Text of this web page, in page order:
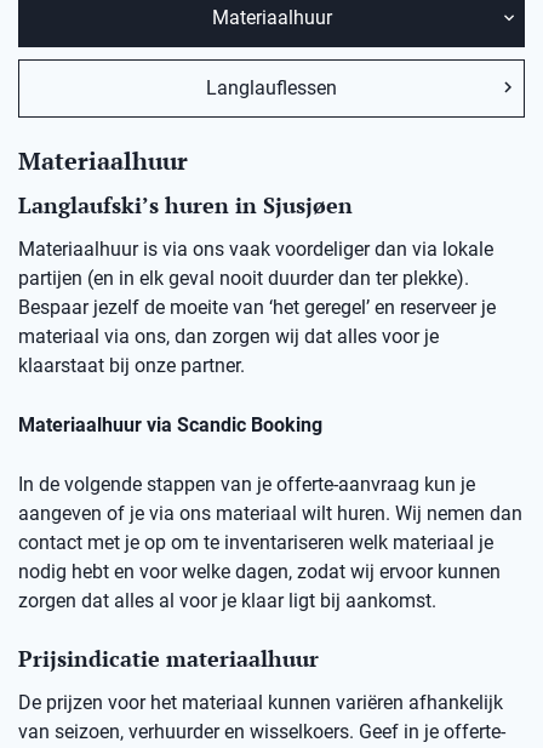
Materiaalhuur
Langlauflessen
Materiaalhuur
Langlaufski’s huren in Sjusjøen
Materiaalhuur is via ons vaak voordeliger dan via lokale
partijen (en in elk geval nooit duurder dan ter plekke).
Bespaar jezelf de moeite van ‘het geregel’ en reserveer je
materiaal via ons, dan zorgen wij dat alles voor je
klaarstaat bij onze partner.
Materiaalhuur via Scandic Booking
In de volgende stappen van je offerte-aanvraag kun je
aangeven of je via ons materiaal wilt huren. Wij nemen dan
contact met je op om te inventariseren welk materiaal je
nodig hebt en voor welke dagen, zodat wij ervoor kunnen
zorgen dat alles al voor je klaar ligt bij aankomst.
Prijsindicatie materiaalhuur
De prijzen voor het materiaal kunnen variëren afhankelijk
van seizoen, verhuurder en wisselkoers. Geef in je offerte-